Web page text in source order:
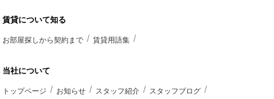
賃貸について知る
お部屋探しから契約まで 賃貸用語集
当社について
トップページ お知らせ スタッフ紹介
スタッフブログ